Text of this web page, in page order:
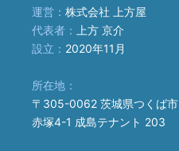
運営： 株式会社 上方屋
代表者：
上方 京介
設立： 2020年11月
所在地：
〒305-0062 茨城県つくば市
赤塚4-1 成島テナント 203